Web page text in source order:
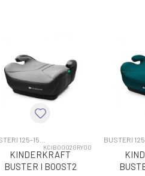
BEBE CONFORT
BUSTERI 125-150CM
KCIBOO02GRY00
KINDERKRAFT
BUSTER I BOOST2